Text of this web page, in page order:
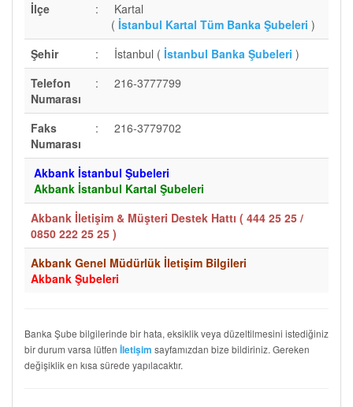
İlçe
:
Kartal
( İstanbul Kartal Tüm Banka Şubeleri )
Şehir
: İstanbul ( İstanbul Banka Şubeleri )
Telefon
Numarası
: 216-3777799
Faks
Numarası
: 216-3779702
Akbank İstanbul Şubeleri
Akbank İstanbul Kartal Şubeleri
Akbank İletişim & Müşteri Destek Hattı ( 444 25 25 /
0850 222 25 25 )
Akbank Genel Müdürlük İletişim Bilgileri
Akbank Şubeleri
Banka Şube bilgilerinde bir hata, eksiklik veya düzeltilmesini istediğiniz
bir durum varsa lütfen İletişim sayfamızdan bize bildiriniz. Gereken
değişiklik en kısa sürede yapılacaktır.